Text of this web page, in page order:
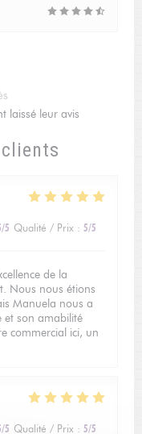
/5 Qualité / Prix : 5/5
de la
Nous nous étions
Manuela nous a
et son amabilité
commercial ici, un
/5 Qualité / Prix : 5/5
laissé leur avis